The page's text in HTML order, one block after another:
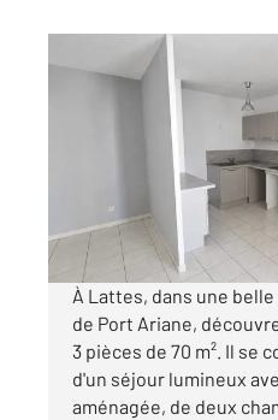
LATTES 34
2
, 3 pièces
Appartement T3 à
1 190 €
par mois charges comprises
À Lattes, dans une
de Port Ariane,
3 pièces de 70 m². Il se
d'un séjour lumineux
aménagée, de deux